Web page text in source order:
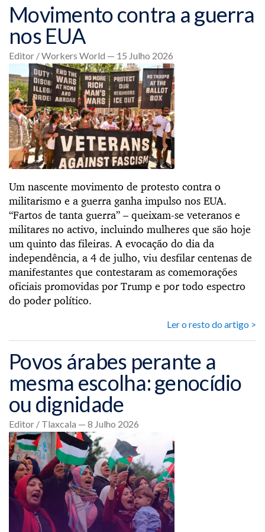
Movimento contra a guerra
nos EUA
Editor / Workers World — 15 Julho 2026
Um nascente movimento de protesto contra o
militarismo e a guerra ganha impulso nos EUA.
“Fartos de tanta guerra” – queixam-se veteranos e
militares no activo, incluindo mulheres que são hoje
um quinto das fileiras. A evocação do dia da
independência, a 4 de julho, viu desfilar centenas de
manifestantes que contestaram as comemorações
oficiais promovidas por Trump e por todo espectro
do poder político.
Ler o resto do artigo >
Povos árabes perante a
mesma escolha: genocídio
ou dignidade
Editor / Tlaxcala — 8 Julho 2026